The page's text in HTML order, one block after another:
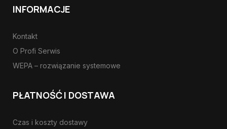
INFORMACJE
Kontakt
O Profi Serwis
WEPA – rozwiązanie systemowe
PŁATNOŚĆ I DOSTAWA
Czas i koszty dostawy